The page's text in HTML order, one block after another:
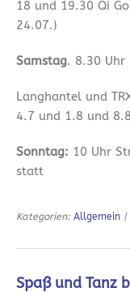
18 und 19.30 Qi
24.07.)
Samstag. 8.30 Uhr
Langhantel und
4.7 und 1.8 und
Sonntag: 10 Uhr
statt
Kategorien: Allgemein |
Spaß und Tanz